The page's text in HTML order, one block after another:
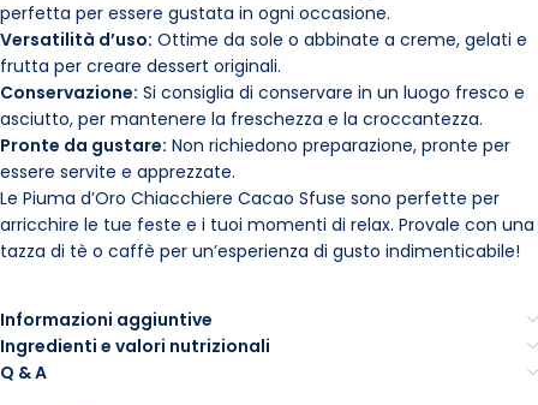
perfetta per essere gustata in ogni occasione.
Versatilità d’uso: Ottime da sole o abbinate a creme, gelati e
frutta per creare dessert originali.
Conservazione: Si consiglia di conservare in un luogo fresco e
asciutto, per mantenere la freschezza e la croccantezza.
Pronte da gustare: Non richiedono preparazione, pronte per
essere servite e apprezzate.
Le Piuma d’Oro Chiacchiere Cacao Sfuse sono perfette per
arricchire le tue feste e i tuoi momenti di relax. Provale con una
tazza di tè o caffè per un’esperienza di gusto indimenticabile!
Informazioni aggiuntive
Ingredienti e valori nutrizionali
Q & A